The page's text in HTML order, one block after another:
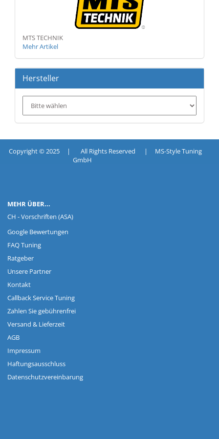
MTS TECHNIK
Mehr Artikel
Hersteller
Copyright © 2025 | All Rights Reserved | MS-Style Tuning
GmbH
MEHR ÜBER...
CH - Vorschriften (ASA)
Google Bewertungen
FAQ Tuning
Ratgeber
Unsere Partner
Kontakt
Callback Service Tuning
Zahlen Sie gebührenfrei
Versand & Lieferzeit
AGB
Impressum
Haftungsausschluss
Datenschutzvereinbarung